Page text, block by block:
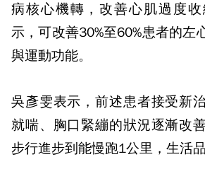
病核心機轉，改善心肌過度
示，可改善30%至60%患者的左
與運動功能。
吳彥雯表示，前述患者接受新
就喘、胸口緊繃的狀況逐漸改
步行進步到能慢跑1公里，生活